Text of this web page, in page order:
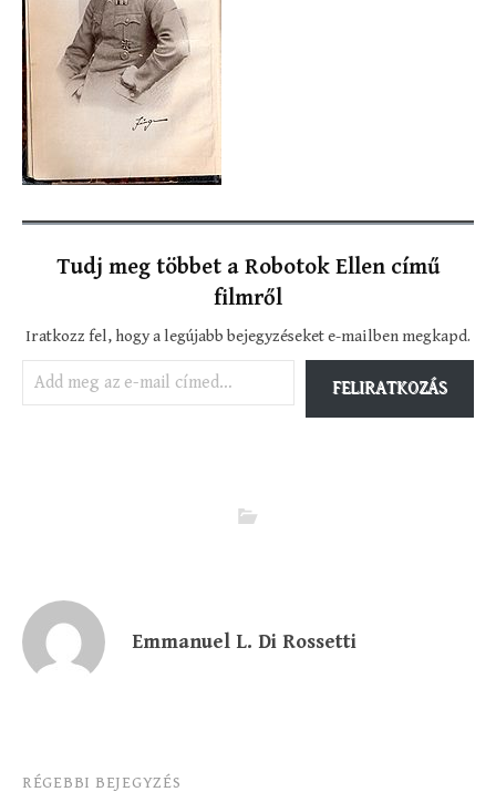
Tudj meg többet a Robotok Ellen című
filmről
Iratkozz fel, hogy a legújabb bejegyzéseket e-mailben megkapd.
Add meg az e-mail címed…
FELIRATKOZÁS
Emmanuel L. Di Rossetti
Bejegyzés
RÉGEBBI BEJEGYZÉS